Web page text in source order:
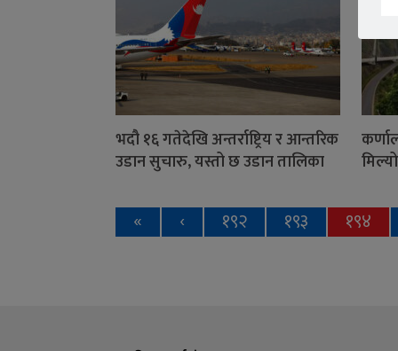
भदौ १६ गतेदेखि अन्तर्राष्ट्रिय र आन्तरिक
उडान सुचारु, यस्तो छ उडान तालिका
« ‹ १९२ १९३ १९४